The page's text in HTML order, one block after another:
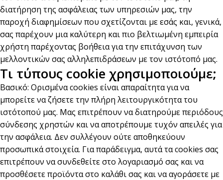
διατήρηση της ασφάλειας των υπηρεσιών μας, την
παροχή διαφημίσεων που σχετίζονται με εσάς και, γενικά,
σας παρέχουν μια καλύτερη και πιο βελτιωμένη εμπειρία
χρήστη παρέχοντας βοήθεια για την επιτάχυνση των
μελλοντικών σας αλληλεπιδράσεων με τον ιστότοπό μας.
Τι τύπους cookie χρησιμοποιούμε;
Βασικό: Ορισμένα cookies είναι απαραίτητα για να
μπορείτε να ζήσετε την πλήρη λειτουργικότητα του
ιστότοπού μας. Μας επιτρέπουν να διατηρούμε περιόδους
σύνδεσης χρηστών και να αποτρέπουμε τυχόν απειλές για
την ασφάλεια. Δεν συλλέγουν ούτε αποθηκεύουν
προσωπικά στοιχεία. Για παράδειγμα, αυτά τα cookies σας
επιτρέπουν να συνδεθείτε στο λογαριασμό σας και να
προσθέσετε προϊόντα στο καλάθι σας και να αγοράσετε με